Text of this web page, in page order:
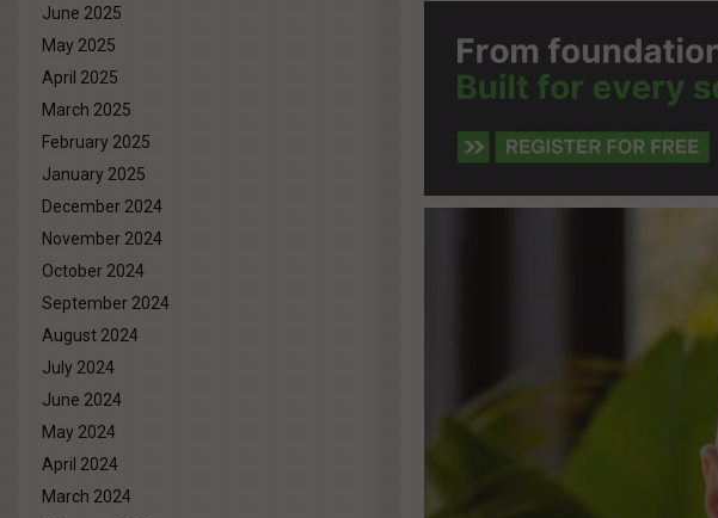
June 2025
May 2025
April 2025
March 2025
February 2025
January 2025
December 2024
November 2024
October 2024
September 2024
August 2024
July 2024
June 2024
May 2024
April 2024
March 2024